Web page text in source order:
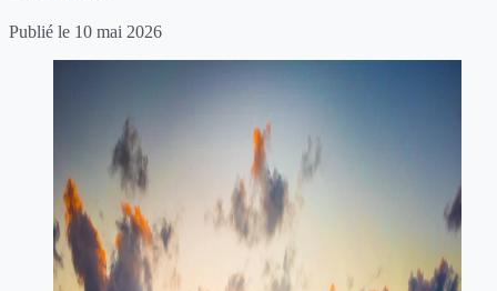
Publié le 10 mai 2026